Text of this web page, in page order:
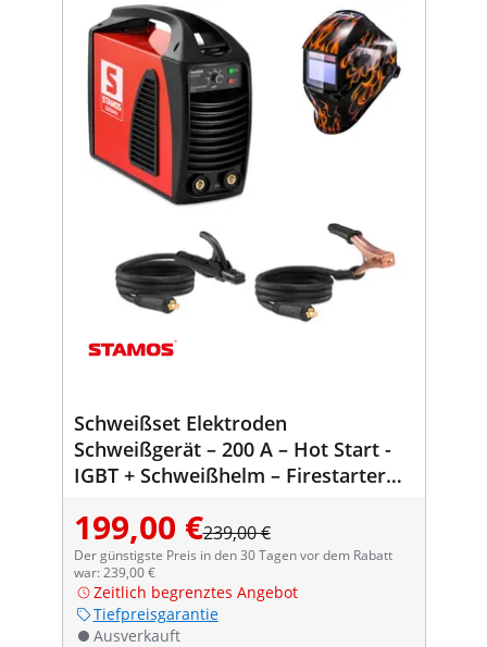
Schweißset Elektroden
Schweißgerät – 200 A – Hot Start -
IGBT + Schweißhelm – Firestarter
199,00 €239,00 €
Der günstigste Preis in den 30 Tagen vor dem Rabatt
war: 239,00 €
Zeitlich begrenztes Angebot
Tiefpreisgarantie
Ausverkauft